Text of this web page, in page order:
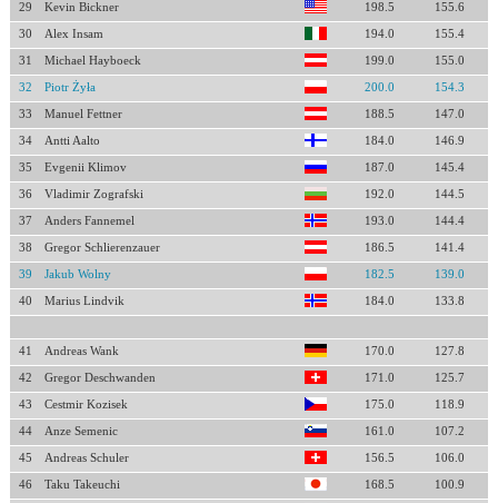
29 Kevin Bickner 198.5 155.6
30 Alex Insam 194.0 155.4
31 Michael Hayboeck 199.0 155.0
32 Piotr Żyła 200.0 154.3
33 Manuel Fettner 188.5 147.0
34 Antti Aalto 184.0 146.9
35 Evgenii Klimov 187.0 145.4
36 Vladimir Zografski 192.0 144.5
37 Anders Fannemel 193.0 144.4
38 Gregor Schlierenzauer 186.5 141.4
39 Jakub Wolny 182.5 139.0
40 Marius Lindvik 184.0 133.8
41 Andreas Wank 170.0 127.8
42 Gregor Deschwanden 171.0 125.7
43 Cestmir Kozisek 175.0 118.9
44 Anze Semenic 161.0 107.2
45 Andreas Schuler 156.5 106.0
46 Taku Takeuchi 168.5 100.9